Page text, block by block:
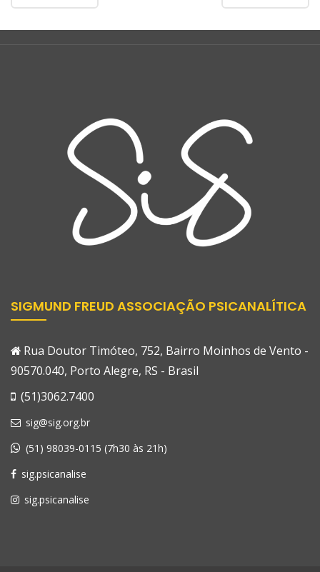
SIGMUND FREUD ASSOCIAÇÃO PSICANALÍTICA
Rua Doutor Timóteo, 752, Bairro Moinhos de Vento -
90570.040, Porto Alegre, RS - Brasil
(51)3062.7400
sig@sig.org.br
(51) 98039-0115 (7h30 às 21h)
sig.psicanalise
sig.psicanalise